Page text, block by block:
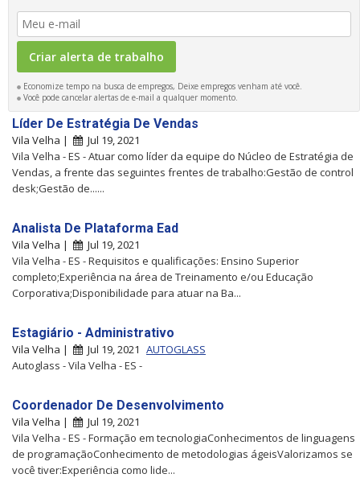
Economize tempo na busca de empregos, Deixe empregos venham até você.
Você pode cancelar alertas de e-mail a qualquer momento.
Líder De Estratégia De Vendas
Vila Velha |
Jul 19, 2021
Vila Velha - ES - Atuar como líder da equipe do Núcleo de Estratégia de
Vendas, a frente das seguintes frentes de trabalho:Gestão de control
desk;Gestão de......
Analista De Plataforma Ead
Vila Velha |
Jul 19, 2021
Vila Velha - ES - Requisitos e qualificações: Ensino Superior
completo;Experiência na área de Treinamento e/ou Educação
Corporativa;Disponibilidade para atuar na Ba...
Estagiário - Administrativo
Vila Velha | Jul 19, 2021 AUTOGLASS
Autoglass - Vila Velha - ES -
Coordenador De Desenvolvimento
Vila Velha |
Jul 19, 2021
Vila Velha - ES - Formação em tecnologiaConhecimentos de linguagens
de programaçãoConhecimento de metodologias ágeisValorizamos se
você tiver:Experiência como lide...